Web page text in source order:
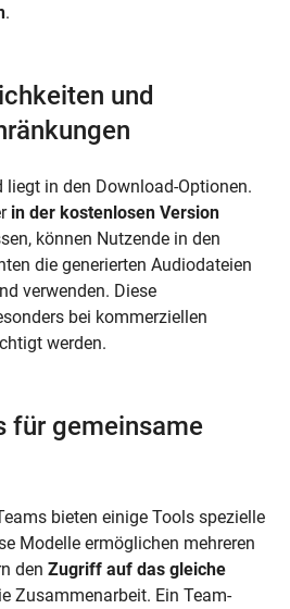
.
und
liegt in den Download-Optionen.
in der kostenlosen Version
können Nutzende in den
die generierten Audiodateien
verwenden. Diese
bei kommerziellen
werden.
für gemeinsame
bieten einige Tools spezielle
Modelle ermöglichen mehreren
den Zugriff auf das gleiche
Zusammenarbeit. Ein Team-